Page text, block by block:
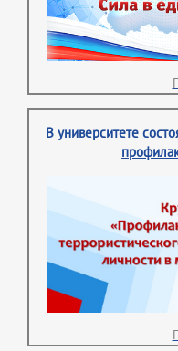
В университете